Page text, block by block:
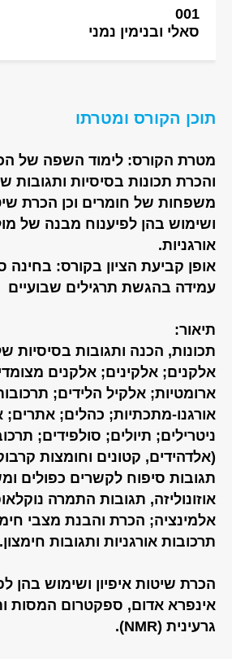
001
סאלי ובנימין נמני
תוכן הקורס ומטרתו
מטרת הקורס: לימוד השפה של
והכרת תכונות בסיסיות ותגובות
משפחות של חומרים וכן הכרת
ושימוש בהן לפיענוח מבנה של
אורגניות.
אופן קביעת הציון בקורס: בחינה
עמידה בהגשת תרגילים שבועיים
תיאור:
תכונות, הכנה ותגובות בסיסיות
אלקנים; אלקינים; אלקנים
ארומטיות; אלקיל הלידים;
אורגנו-מתכתיות; כהלים; אתרים;
ניטרילים; תיולים; סולפידים;
(אלדהידים, קטונים וחומצות
תגובות סיפוח לקשרים כפולים
אוזונוליזה, תגובות התמרה
אלמינציה; הכרת והבנת מצבי
תרכובות אורגניות ותגובות חימצון.
הכרת שיטות איפיון ושימוש בהן
אינפרא אדום, ספקטרום המסות
גרעינית (NMR).